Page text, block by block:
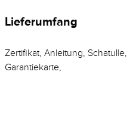
Lieferumfang
Zertifikat, Anleitung, Schatulle,
Garantiekarte,